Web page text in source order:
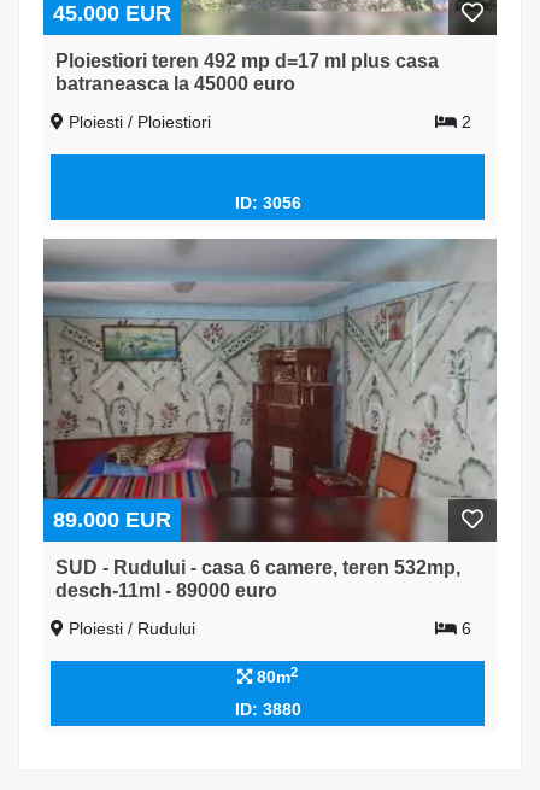
45.000 EUR
Ploiestiori teren 492 mp d=17 ml plus casa
batraneasca la 45000 euro
Ploiesti / Ploiestiori 2
ID: 3056
89.000 EUR
SUD - Rudului - casa 6 camere, teren 532mp,
desch-11ml - 89000 euro
Ploiesti / Rudului 6
80m2
ID: 3880